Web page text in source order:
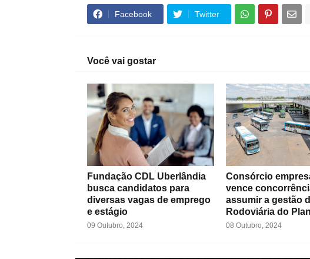
Facebook Twitter
Você vai gostar
Fundação CDL Uberlândia
busca candidatos para
diversas vagas de emprego
e estágio
09 Outubro, 2024
Consórcio
vence
assumir a gestão
Rodoviária do
08 Outubro, 2024